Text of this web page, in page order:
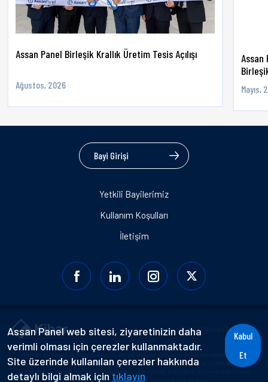
Assan Panel Birleşik Krallık Üretim Tesis Açılışı
Ağustos, 2026 Mayıs,
Bayi Girişi
Yetkili Bayilerimiz
Kullanım Koşulları
İletişim
© 2026 Assan Panel A.Ş.
“Burada yer alan bilgiler; ticari ya da kişisel amaçla, izinsiz ya da kaynak gösterilmeden
basılı, görsel, işitsel, dijital alanlar da dahil olmak üzere hiçbir alanda kullanılamaz,
türlü eylem hukuki ve cezai sorumluluğu gerektirecektir.”
Assan Panel web sitesi, ziyaretinizin daha
verimli olması için çerezler kullanmaktadır.
Site üzerinde kullanılan çerezler hakkında
detaylı bilgi almak için tıklayın
Kabul
Et